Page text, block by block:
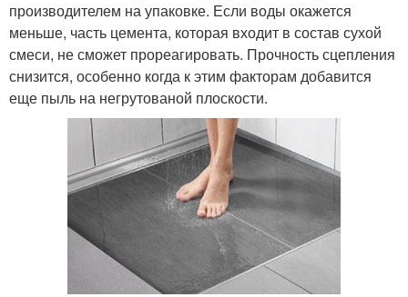
производителем на упаковке. Если воды окажется
меньше, часть цемента, которая входит в состав сухой
смеси, не сможет прореагировать. Прочность сцепления
снизится, особенно когда к этим факторам добавится
еще пыль на негрутованой плоскости.